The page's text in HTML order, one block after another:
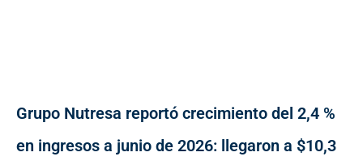
Grupo Nutresa reportó crecimiento del 2,4 %
en ingresos a junio de 2026: llegaron a $10,3